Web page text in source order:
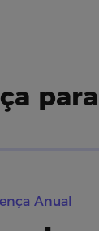
Anual